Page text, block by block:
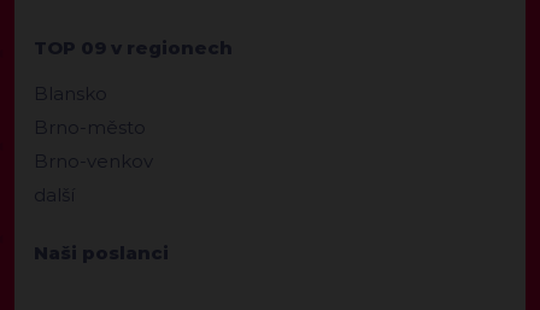
TOP 09 v regionech
Blansko
Brno-město
Brno-venkov
další
Naši poslanci